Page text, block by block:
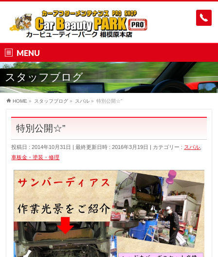
MENU
スタッフブログ
HOME » スタッフブログ » スバル » 特別公開☆”
特別公開☆”
投稿日 : 2014年10月31日 最終更新日時 : 2016年3月19日 カテゴリー : スバル
車板金・塗装・修理